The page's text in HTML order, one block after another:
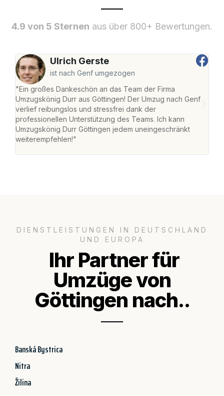
4.9 von 5 Sternen aus über 800+ Bewertungen.
Ulrich Gerste
ist nach Genf umgezogen
"Ein großes Dankeschön an das Team der Firma
Umzugskönig Durr aus Göttingen! Der Umzug nach Genf
verlief reibungslos und stressfrei dank der
professionellen Unterstützung des Teams. Ich kann
Umzugskönig Durr Göttingen jedem uneingeschränkt
weiterempfehlen!"
DIENSTLEISTUNGEN IN DEUTSCHLAND
UND EUROPA
Ihr Partner für
Umzüge von
Göttingen nach..
Banská Bystrica
Nitra
Žilina